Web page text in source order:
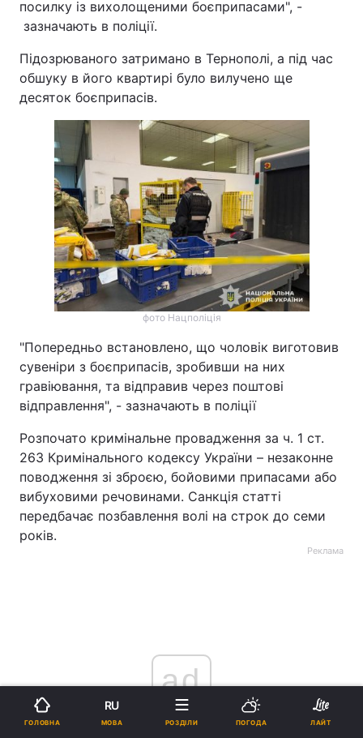
посилку із вихолощеними боєприпасами", -
зазначають в поліції.
Підозрюваного затримано в Тернополі, а під час
обшуку в його квартирі було вилучено ще
десяток боєприпасів.
фото Нацполіція
"Попередньо встановлено, що чоловік виготовив
сувеніри з боєприпасів, зробивши на них
гравіювання, та відправив через поштові
відправлення", - зазначають в поліції
Розпочато кримінальне провадження за ч. 1 ст.
263 Кримінального кодексу України – незаконне
поводження зі зброєю, бойовими припасами або
вибуховими речовинами. Санкція статті
передбачає позбавлення волі на строк до семи
років.
Реклама
ad
ГОЛОВНА
RU
МОВА РОЗДІЛИ ПОГОДА ЛАЙТ